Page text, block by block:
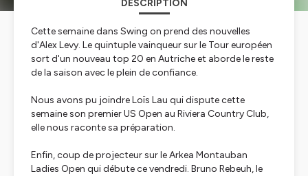
DESCRIPTION
Cette semaine dans Swing on prend des nouvelles
d'Alex Levy. Le quintuple vainqueur sur le Tour européen
sort d'un nouveau top 20 en Autriche et aborde le reste
de la saison avec le plein de confiance.
Nous avons pu joindre Loïs Lau qui dispute cette
semaine son premier US Open au Riviera Country Club,
elle nous raconte sa préparation.
Enfin, coup de projecteur sur le Arkea Montauban
Ladies Open qui débute ce vendredi. Bruno Rebeuh, le